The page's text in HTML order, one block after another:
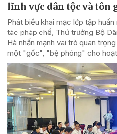
lĩnh vực dân tộc và tôn
Phát biểu khai mạc lớp tập
tác pháp chế, Thứ trưởng Bộ
Hà nhấn mạnh vai trò quan
một "gốc", "bệ phóng" cho